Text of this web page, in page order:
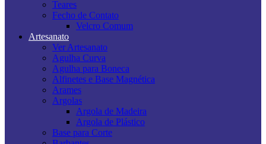
Teares
Fecho de Contato
Velcro Comum
Artesanato
Ver Artesanato
Agulha Curva
Agulha para Boneca
Alfinetes e Base Magnética
Arames
Argolas
Argola de Madeira
Argola de Plástico
Base para Corte